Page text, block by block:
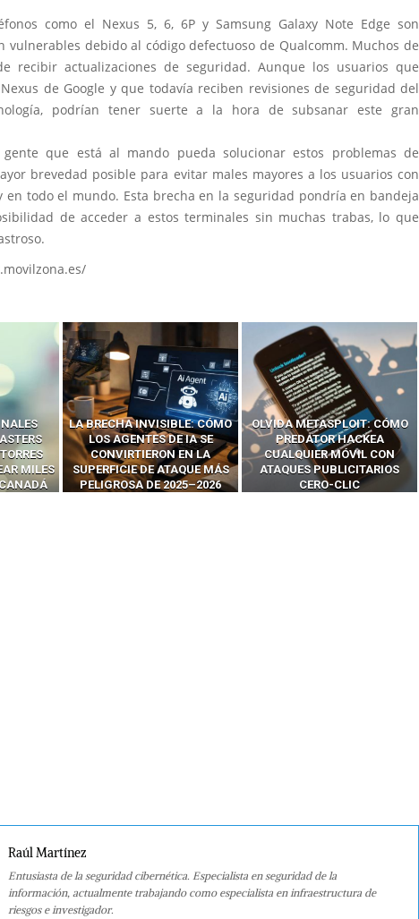
como el Nexus 5, 6, 6P y Samsung Galaxy Note Edge son
vulnerables debido al código defectuoso de Qualcomm. Muchos de
recibir actualizaciones de seguridad. Aunque los usuarios que
de Google y que todavía reciben revisiones de seguridad del
podrían tener suerte a la hora de subsanar este gran
gente que está al mando pueda solucionar estos problemas de
brevedad posible para evitar males mayores a los usuarios con
en todo el mundo. Esta brecha en la seguridad pondría en bandeja
de acceder a estos terminales sin muchas trabas, lo que
MILES
LA BRECHA INVISIBLE: CÓMO
LOS AGENTES DE IA SE
CONVIRTIERON EN LA
SUPERFICIE DE ATAQUE MÁS
PELIGROSA DE 2025–2026
OLVIDA METASPLOIT: CÓMO
PREDATOR HACKEA
CUALQUIER MÓVIL CON
ATAQUES PUBLICITARIOS
CERO-CLIC
Raúl Martínez
Entusiasta de la seguridad cibernética. Especialista en seguridad de la
información, actualmente trabajando como especialista en infraestructura de
riesgos e investigador.